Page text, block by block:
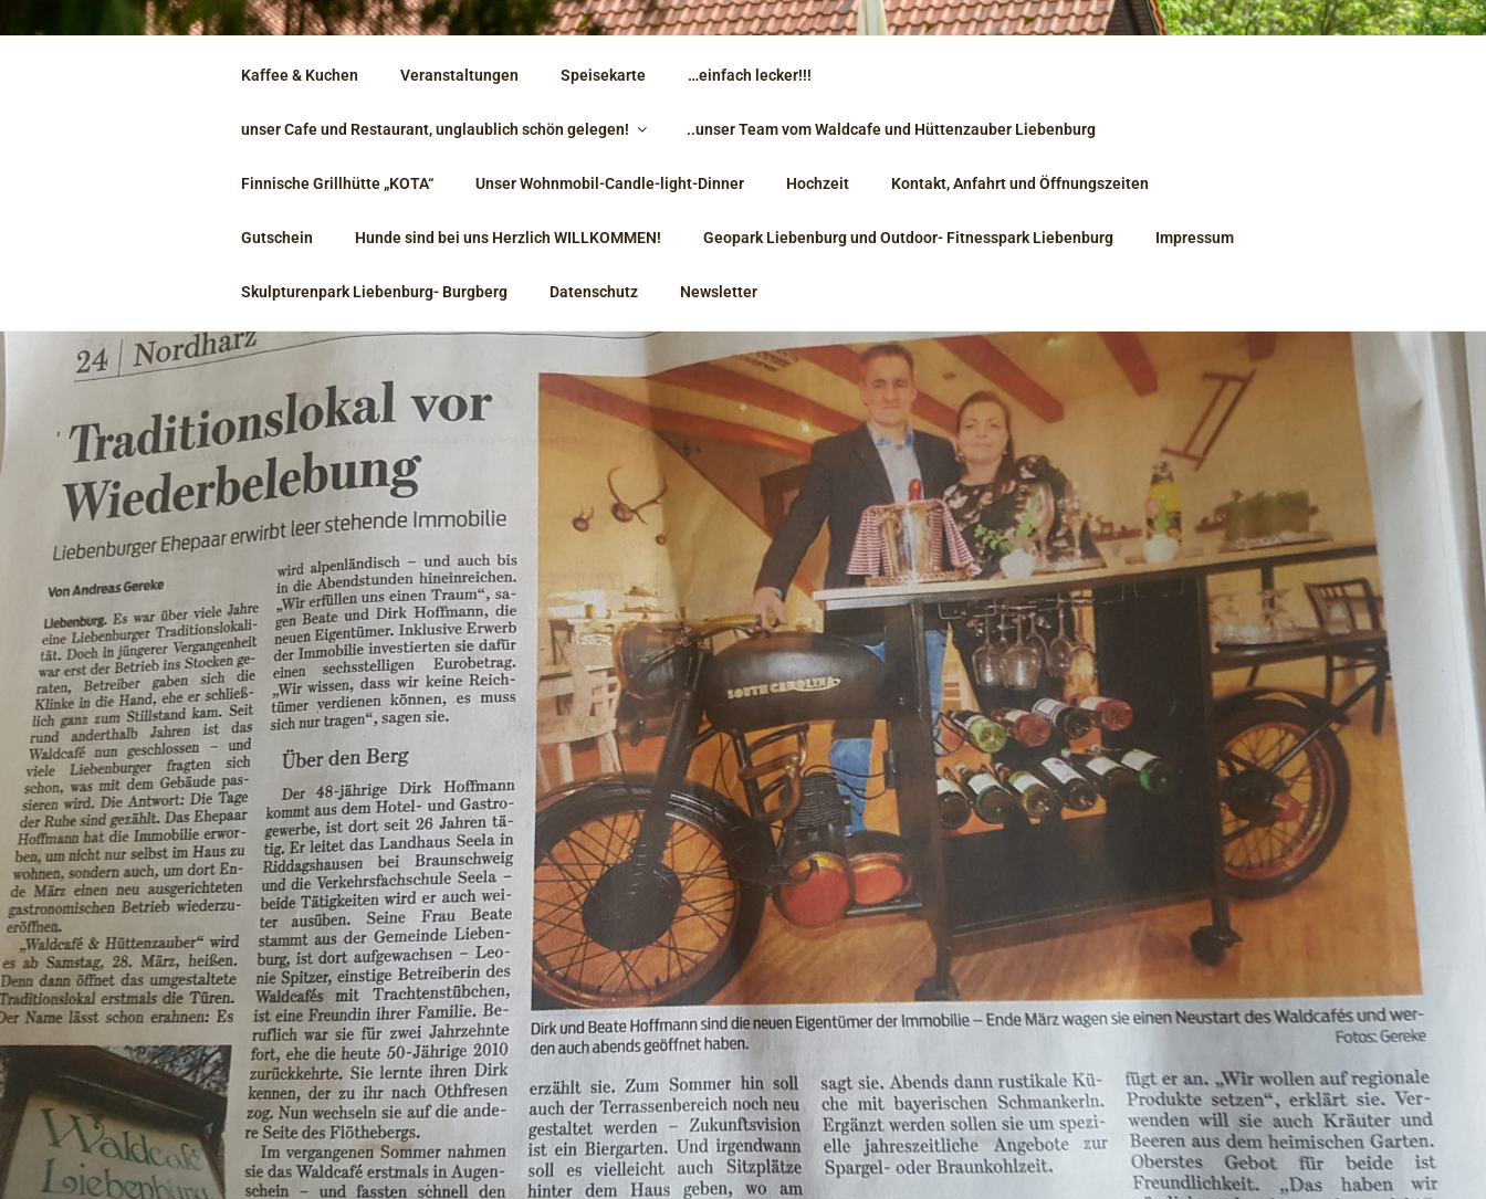
WO NATUR, GASTFREUNDSCHAFT UND
LECKERES ESSEN AUFEINANDER
TREFFEN…..WALDCAFE & HÜTTENZAUBER
LIEBENBURG
Kaffee & Kuchen Veranstaltungen Speisekarte …einfach lecker!!!
unser Cafe und Restaurant, unglaublich schön gelegen! ..unser Team vom Waldcafe und Hüttenzauber Liebenburg
Finnische Grillhütte „KOTA“ Unser Wohnmobil-Candle-light-Dinner Hochzeit Kontakt, Anfahrt und Öffnungszeiten
Gutschein Hunde sind bei uns Herzlich WILLKOMMEN! Geopark Liebenburg und Outdoor- Fitnesspark Liebenburg Impressum
Skulpturenpark Liebenburg- Burgberg Datenschutz Newsletter